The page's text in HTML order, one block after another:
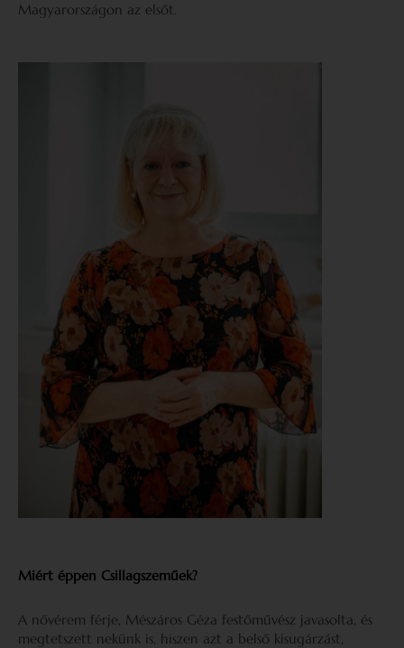
Magyarországon az elsőt.
Miért éppen Csillagszeműek?
A nővérem férje, Mészáros Géza festőművész javasolta, és
megtetszett nekünk is, hiszen azt a belső kisugárzást,